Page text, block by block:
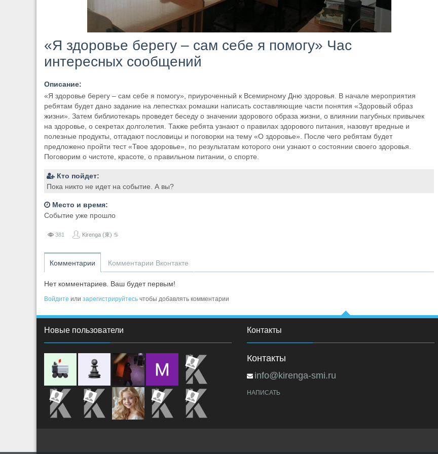
«Я здоровье берегу – сам себе я помогу» Час
интересных сообщений
Описание:
«Я здоровье берегу – сам себе я помогу», приуроченный к Всемирному Дню здоровья. В начале мероприятия
ребятам будет дано задание на лепестках ромашки написать составляющие части понятия «Здоровый образ
жизни». Затем библиотекарь проведет беседу о значении здорового образа жизни, о влиянии пагубных привычек
на здоровье, о секретах долголетия. Также ребята узнают о правилах здорового питания, назовут вредные и
полезные продукты, отгадают пословицы и поговорки на тему «О здоровье». После чего ребятам будет
предложено пройти тест «Твое здоровье», по результатам которого они узнают о состоянии своего здоровья.
Поговорим о чистоте, красоте, о правильном питании, о спорте.
Кто пойдет:
Пока никто не идет на событие. А вы?
Место и время:
Событие уже прошло
381 Kirenga (東) ♋
Комментарии Комментарии Вконтакте
Нет комментариев. Ваш будет первым!
Войдите или зарегистрируйтесь чтобы добавлять комментарии
Новые пользователи Контакты
Контакты
info@kirenga-smi.ru
НАПИСАТЬ